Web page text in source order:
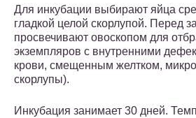
Для инкубации выбирают яйца
гладкой целой скорлупой. Перед
просвечивают овоскопом для
экземпляров с внутренними
крови, смещенным желтком,
скорлупы).
Инкубация занимает 30 дней.